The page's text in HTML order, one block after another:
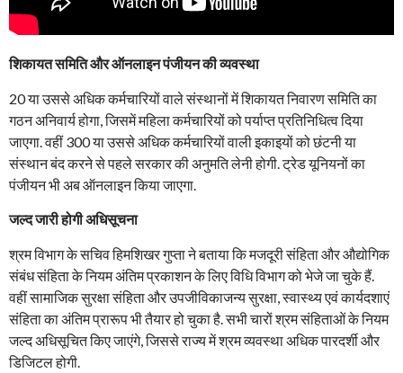
शिकायत समिति और ऑनलाइन पंजीयन की व्यवस्था
20 या उससे अधिक कर्मचारियों वाले संस्थानों में शिकायत निवारण समिति का
गठन अनिवार्य होगा, जिसमें महिला कर्मचारियों को पर्याप्त प्रतिनिधित्व दिया
जाएगा. वहीं 300 या उससे अधिक कर्मचारियों वाली इकाइयों को छंटनी या
संस्थान बंद करने से पहले सरकार की अनुमति लेनी होगी. ट्रेड यूनियनों का
पंजीयन भी अब ऑनलाइन किया जाएगा.
जल्द जारी होगी अधिसूचना
श्रम विभाग के सचिव हिमशिखर गुप्ता ने बताया कि मजदूरी संहिता और औद्योगिक
संबंध संहिता के नियम अंतिम प्रकाशन के लिए विधि विभाग को भेजे जा चुके हैं.
वहीं सामाजिक सुरक्षा संहिता और उपजीविकाजन्य सुरक्षा, स्वास्थ्य एवं कार्यदशाएं
संहिता का अंतिम प्रारूप भी तैयार हो चुका है. सभी चारों श्रम संहिताओं के नियम
जल्द अधिसूचित किए जाएंगे, जिससे राज्य में श्रम व्यवस्था अधिक पारदर्शी और
डिजिटल होगी.